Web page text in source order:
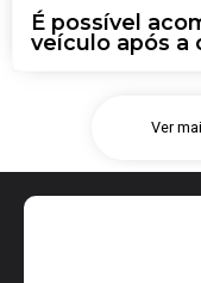
É possível
veículo após a
Ver